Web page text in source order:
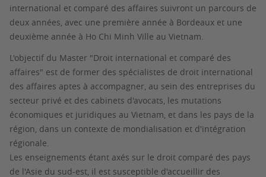
international et comparé des affaires suivront un parcours de
deux années, avec une première année à Bordeaux et une
deuxième année à Ho Chi Minh Ville au Vietnam.
L'objectif du Master "Droit international et comparé des
affaires" est de former des spécialistes de droit international
des affaires aptes à accompagner, au sein des entreprises du
secteur privé et des cabinets d'avocats, les mutations
économiques et juridiques au Vietnam, et dans les pays de la
région, dans un contexte de mondialisation et d'intégration
régionale.
Les enseignements étant axés sur le droit comparé des pays
de l'Asie du sud-est, il est susceptible d'accueillir des